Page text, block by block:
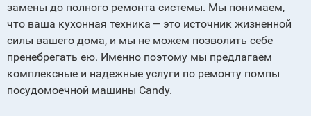
замены до полного ремонта системы. Мы понимаем,
что ваша кухонная техника — это источник жизненной
силы вашего дома, и мы не можем позволить себе
пренебрегать ею. Именно поэтому мы предлагаем
комплексные и надежные услуги по ремонту помпы
посудомоечной машины Сandy.